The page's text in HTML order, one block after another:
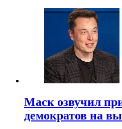
Маск озвучил
демократов на